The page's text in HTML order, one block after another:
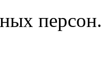
персон.